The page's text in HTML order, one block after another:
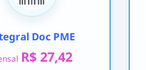
Doc PME
R$ 27,42